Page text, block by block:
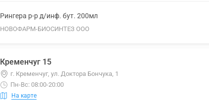
Рингера р-р д/инф. бут. 200мл
НОВОФАРМ-БИОСИНТЕЗ ООО
Кременчуг 15
г. Кременчуг, ул. Доктора Бончука, 1
Пн-Вс: 08:00-20:00
На карте